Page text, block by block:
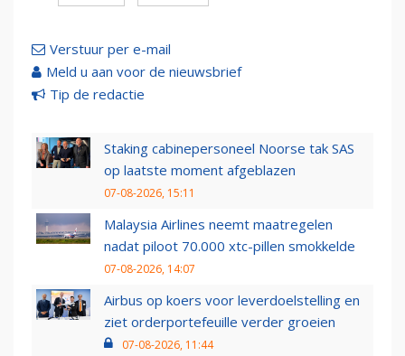
Verstuur per e-mail
Meld u aan voor de nieuwsbrief
Tip de redactie
Staking cabinepersoneel Noorse tak SAS
op laatste moment afgeblazen
07-08-2026, 15:11
Malaysia Airlines neemt maatregelen
nadat piloot 70.000 xtc-pillen smokkelde
07-08-2026, 14:07
Airbus op koers voor leverdoelstelling en
ziet orderportefeuille verder groeien
07-08-2026, 11:44